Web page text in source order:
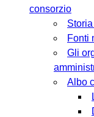
consorzio
Fonti
Gli
Albo